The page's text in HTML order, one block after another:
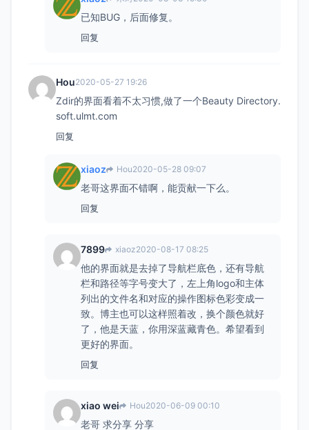
已知BUG，后面修复。
回复
Hou2020-05-27 19:26
Zdir的界面看着不太习惯,做了一个Beauty Directory.
soft.ulmt.com
回复
xiaoz Hou2020-05-28 09:07
老哥这界面不错啊，能贡献一下么。
回复
7899 xiaoz2020-08-17 08:25
他的界面就是去掉了导航栏底色，还有导航
栏和路径等字号变大了，左上角logo和主体
列出的文件名和对应的操作图标色彩变成一
致。博主也可以这样照着改，换个颜色就好
了，他是天蓝，你用深蓝藏青色。希望看到
更好的界面。
回复
xiao wei Hou2020-06-09 00:10
老哥 求分享 分享